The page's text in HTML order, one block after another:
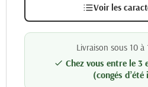
Voir les
Livraison sous 10 à
 Chez vous entre le 3
(congés